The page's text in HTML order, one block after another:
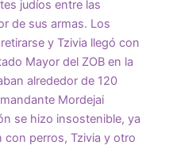
judíos entre las
de sus armas. Los
y Tzivia llegó con
Mayor del ZOB en la
alrededor de 120
Mordejai
se hizo insostenible, ya
con perros, Tzivia y otro